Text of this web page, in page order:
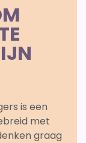
is een
met
graag